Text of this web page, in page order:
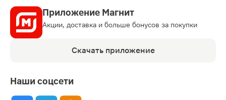
Приложение Магнит
Акции, доставка и больше бонусов за покупки
Скачать приложение
Наши соцсети